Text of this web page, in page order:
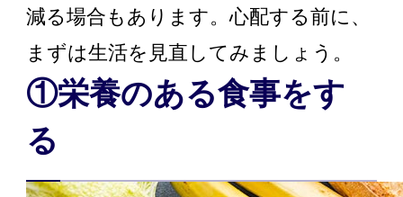
減る場合もあります。心配する前に、
まずは生活を見直してみましょう。
①栄養のある食事をす
る